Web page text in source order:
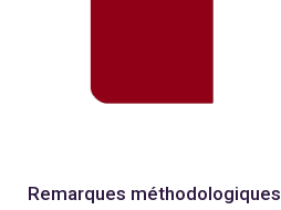
Remarques méthodologiques